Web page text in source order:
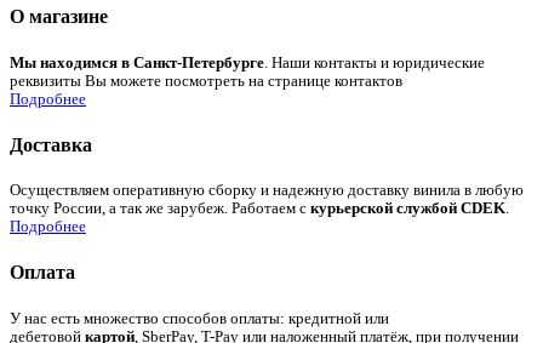
О магазине
Мы находимся в Санкт-Петербурге . Наши контакты и юридические
реквизиты Вы можете посмотреть на странице контактов
Подробнее
Доставка
Осуществляем оперативную сборку и надежную доставку винила в любую
точку России, а так же зарубеж. Работаем с курьерской службой CDEK.
Подробнее
Оплата
У нас есть множество способов оплаты: кредитной или
дебетовой картой , SberPay, T-Pay или наложенный платёж, при получении